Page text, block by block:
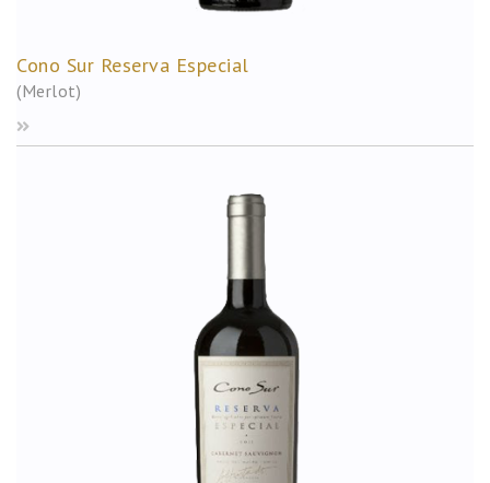
Cono Sur Reserva Especial
(Merlot)